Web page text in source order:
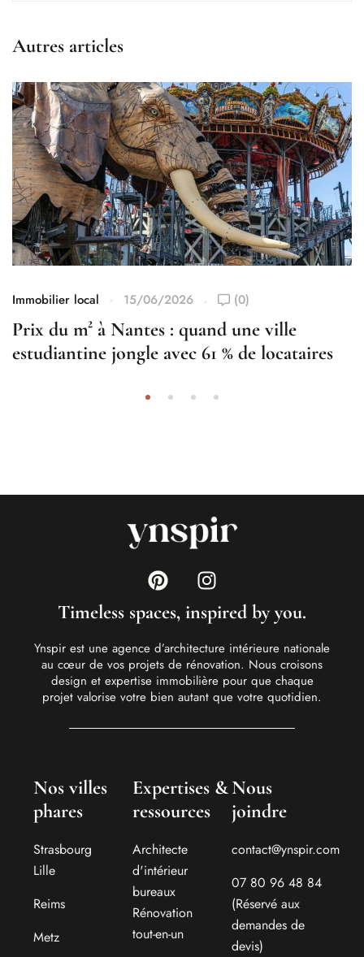
Autres articles
Immobilier local 15/06/2026 (0)
Prix du m² à Nantes : quand une ville
estudiantine jongle avec 61 % de locataires
Timeless spaces, inspired by you.
Ynspir est une agence d’architecture intérieure nationale
au cœur de vos projets de rénovation. Nous croisons
design et expertise immobilière pour que chaque
projet valorise votre bien autant que votre quotidien.
Nos villes
phares
Strasbourg
Lille
Reims
Metz
Expertises &
ressources
Architecte
d'intérieur
bureaux
Rénovation
tout-en-un
Nous
joindre
contact@ynspir.com
07 80 96 48 84
(Réservé aux
demandes de
devis)